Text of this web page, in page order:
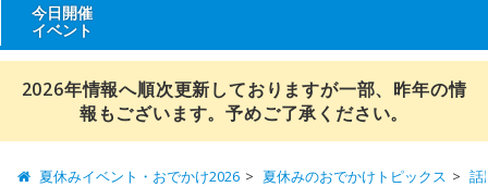
今日開催
イベント
2026年情報へ順次更新しておりますが一部、昨年の情
報もございます。予めご了承ください。
夏休みイベント・おでかけ2026 夏休みのおでかけトピックス 話